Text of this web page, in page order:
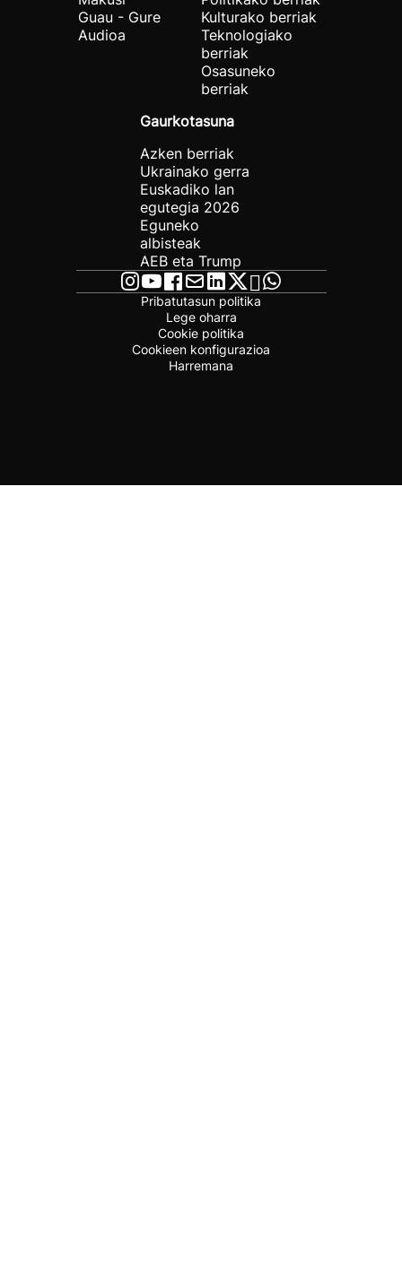
Guau - Gure
Audioa
Kulturako berriak
Teknologiako
berriak
Osasuneko
berriak
Gaurkotasuna
Azken berriak
Ukrainako gerra
Euskadiko lan
egutegia 2026
Eguneko
albisteak
AEB eta Trump
Pribatutasun politika
Lege oharra
Cookie politika
Cookieen konfigurazioa
Harremana